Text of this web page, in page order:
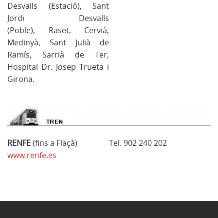
Desvalls (Estació), Sant
Jordi Desvalls
(Poble),
Raset, Cervià,
Medinyà, Sant Julià de
Ramís, Sarrià de Ter,
Hospital Dr. Josep Trueta i
Girona.
RENFE(fins a Flaçà)
www.renfe.es
Tel. 902 240 202